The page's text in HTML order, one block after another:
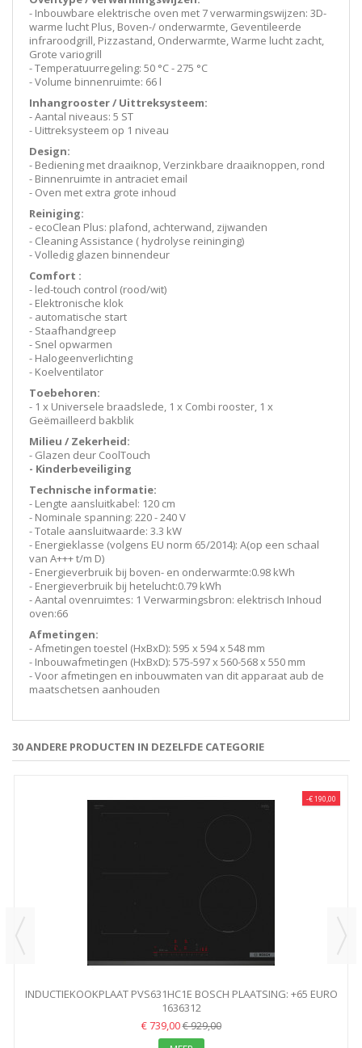
- Inbouwbare elektrische oven met 7 verwarmingswijzen: 3D-
warme lucht Plus, Boven-/ onderwarmte, Geventileerde
infraroodgrill, Pizzastand, Onderwarmte, Warme lucht zacht,
Grote variogrill
- Temperatuurregeling: 50 °C - 275 °C
- Volume binnenruimte: 66 l
Inhangrooster / Uittreksysteem:
- Aantal niveaus: 5 ST
- Uittreksysteem op 1 niveau
Design:
- Bediening met draaiknop, Verzinkbare draaiknoppen, rond
- Binnenruimte in antraciet email
- Oven met extra grote inhoud
Reiniging:
- ecoClean Plus: plafond, achterwand, zijwanden
- Cleaning Assistance ( hydrolyse reininging)
- Volledig glazen binnendeur
Comfort :
- led-touch control (rood/wit)
- Elektronische klok
- automatische start
- Staafhandgreep
- Snel opwarmen
- Halogeenverlichting
- Koelventilator
Toebehoren:
- 1 x Universele braadslede, 1 x Combi rooster, 1 x
Geëmailleerd bakblik
Milieu / Zekerheid:
- Glazen deur CoolTouch
- Kinderbeveiliging
Technische informatie:
- Lengte aansluitkabel: 120 cm
- Nominale spanning: 220 - 240 V
- Totale aansluitwaarde: 3.3 kW
- Energieklasse (volgens EU norm 65/2014): A(op een schaal
van A+++ t/m D)
- Energieverbruik bij boven- en onderwarmte:0.98 kWh
- Energieverbruik bij hetelucht:0.79 kWh
- Aantal ovenruimtes: 1 Verwarmingsbron: elektrisch Inhoud
oven:66
Afmetingen:
- Afmetingen toestel (HxBxD): 595 x 594 x 548 mm
- Inbouwafmetingen (HxBxD): 575-597 x 560-568 x 550 mm
- Voor afmetingen en inbouwmaten van dit apparaat aub de
maatschetsen aanhouden
30 ANDERE PRODUCTEN IN DEZELFDE CATEGORIE
-€ 190,00
INDUCTIEKOOKPLAAT PVS631HC1E BOSCH PLAATSING: +65 EURO
1636312
€ 739,00€ 929,00